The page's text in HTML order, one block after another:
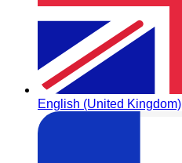
English (United Kingdom)